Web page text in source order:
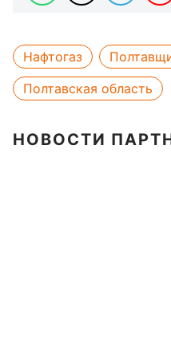
Нафтогаз
Полтавская область
НОВОСТИ